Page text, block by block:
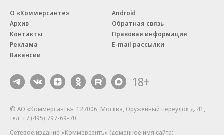
реализовывать ESG-стратегию
Благотворительный фонд
18+ реклама
О «Коммерсанте»